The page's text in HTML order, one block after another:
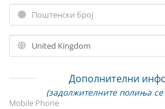
Дополнителни
(задолжителните полиња
Mobile Phone